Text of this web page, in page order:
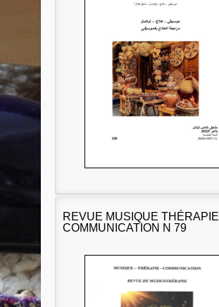
REVUE MUSIQUE THÉRAPIE
COMMUNICATION N 79